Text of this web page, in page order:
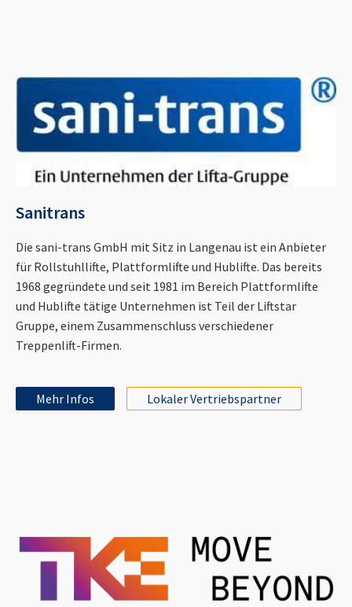
Sanitrans
Die sani-trans GmbH mit Sitz in Langenau ist ein Anbieter
für Rollstuhllifte, Plattformlifte und Hublifte. Das bereits
1968 gegründete und seit 1981 im Bereich Plattformlifte
und Hublifte tätige Unternehmen ist Teil der Liftstar
Gruppe, einem Zusammenschluss verschiedener
Treppenlift-Firmen.
Mehr Infos Lokaler Vertriebspartner